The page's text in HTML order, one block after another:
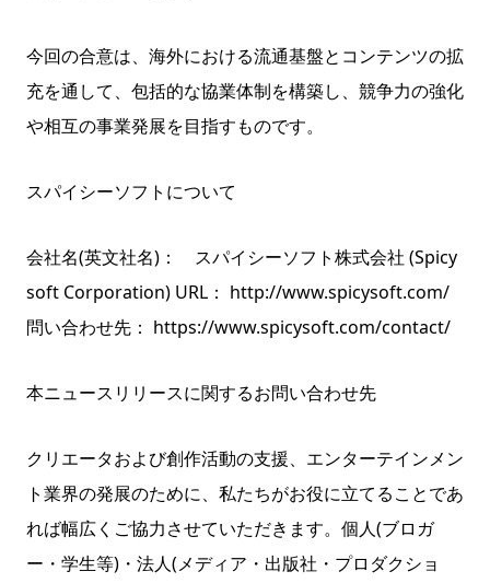
今回の合意は、海外における流通基盤とコンテンツの拡
充を通して、包括的な協業体制を構築し、競争力の強化
や相互の事業発展を目指すものです。
スパイシーソフトについて
会社名(英文社名)： スパイシーソフト株式会社 (Spicy
soft Corporation) URL： http://www.spicysoft.com/
問い合わせ先： https://www.spicysoft.com/contact/
本ニュースリリースに関するお問い合わせ先
クリエータおよび創作活動の支援、エンターテインメン
ト業界の発展のために、私たちがお役に立てることであ
れば幅広くご協力させていただきます。個人(ブロガ
ー・学生等)・法人(メディア・出版社・プロダクショ